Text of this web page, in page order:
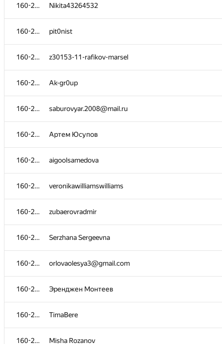
160-269 Nikita43264532
160-269 pit0nist
160-269 z30153-11-rafikov-marsel
160-269 Ak-gr0up
160-269 saburovyar.2008@mail.ru
160-269 Артем Юсупов
160-269 aigoolsamedova
160-269 veronikawilliamswilliams
160-269 zubaerovradmir
160-269 Serzhana Sergeevna
160-269 orlovaolesya3@gmail.com
160-269 Эренджен Монтеев
160-269 TimaBere
160-269 Misha Rozanov
160-269 aigor2701
160-269 HymalloOfficial
160-269 Hymall
160-269 ivan-meInikov-1
160-269 kravtsovamv
160-269 nikitat03
160-269 лиана
160-269 Mr Shot
160-269 Ульяна Паркина
160-269 Максим
160-269 vitalik_gomel@mail.ru
160-269 Никита Д.
160-269 roshan.is.dead